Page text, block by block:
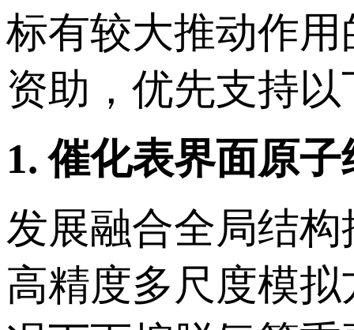
标有较大推动作
资助，优先支持
1. 催化表界面原
发展融合全局结
高精度多尺度模